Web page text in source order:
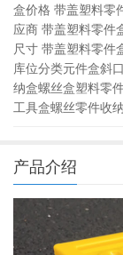
盒价格 带盖塑料零
应商 带盖塑料零件
尺寸 带盖塑料零件
库位分类元件盒斜
纳盒螺丝盒塑料零
工具盒螺丝零件收
产品介绍